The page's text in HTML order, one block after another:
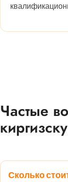
Частые
Сколько